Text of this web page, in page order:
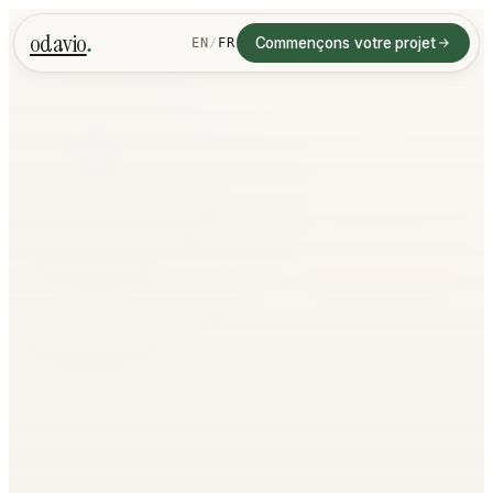
odavio. EN / FR Commençons votre projet